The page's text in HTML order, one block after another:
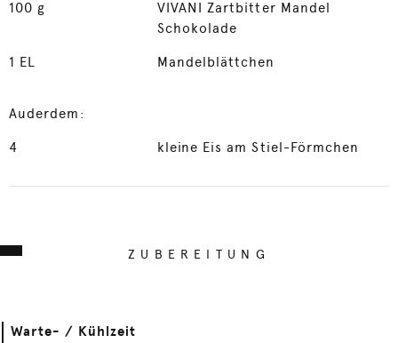
100 g
VIVANI Zartbitter Mandel
Schokolade
1 EL Mandelblättchen
Auderdem:
4 kleine Eis am Stiel-Förmchen
ZUBEREITUNG
Warte- / Kühlzeit